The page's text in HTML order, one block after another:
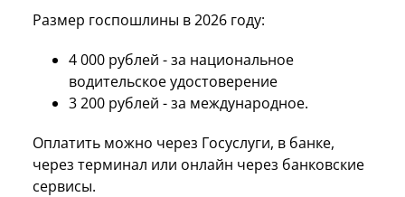
Размер госпошлины в 2026 году:
4 000 рублей - за национальное
водительское удостоверение
3 200 рублей - за международное.
Оплатить можно через Госуслуги, в банке,
через терминал или онлайн через банковские
сервисы.